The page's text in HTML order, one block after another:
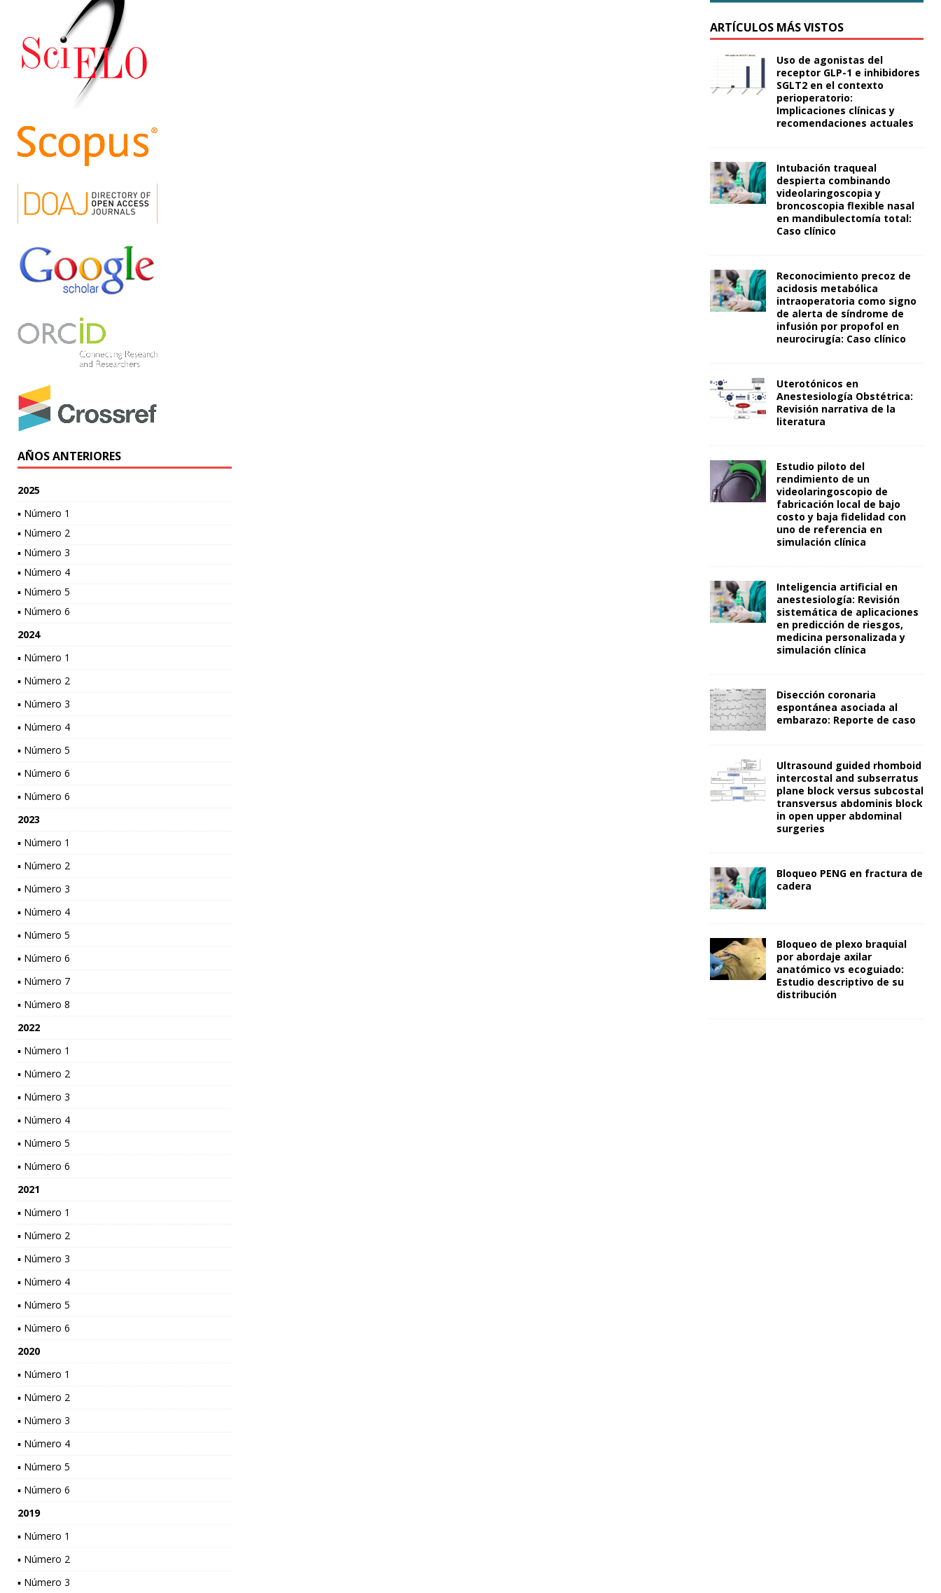
AÑOS ANTERIORES
2025
▪ Número 1
▪ Número 2
▪ Número 3
▪ Número 4
▪ Número 5
▪ Número 6
2024
▪ Número 1
▪ Número 2
▪ Número 3
▪ Número 4
▪ Número 5
▪ Número 6
▪ Número 6
2023
▪ Número 1
▪ Número 2
▪ Número 3
▪ Número 4
▪ Número 5
▪ Número 6
▪ Número 7
▪ Número 8
2022
▪ Número 1
▪ Número 2
▪ Número 3
▪ Número 4
▪ Número 5
▪ Número 6
2021
▪ Número 1
▪ Número 2
▪ Número 3
▪ Número 4
▪ Número 5
▪ Número 6
2020
▪ Número 1
▪ Número 2
▪ Número 3
▪ Número 4
▪ Número 5
▪ Número 6
2019
▪ Número 1
▪ Número 2
▪ Número 3
ARTÍCULOS MÁS VISTOS
Uso de agonistas del
receptor GLP-1 e inhibidores
SGLT2 en el contexto
perioperatorio:
Implicaciones clínicas y
recomendaciones actuales
Intubación traqueal
despierta combinando
videolaringoscopia y
broncoscopia flexible nasal
en mandibulectomía total:
Caso clínico
Reconocimiento precoz de
acidosis metabólica
intraoperatoria como signo
de alerta de síndrome de
infusión por propofol en
neurocirugía: Caso clínico
Uterotónicos en
Anestesiología Obstétrica:
Revisión narrativa de la
literatura
Estudio piloto del
rendimiento de un
videolaringoscopio de
fabricación local de bajo
costo y baja fidelidad con
uno de referencia en
simulación clínica
Inteligencia artificial en
anestesiología: Revisión
sistemática de aplicaciones
en predicción de riesgos,
medicina personalizada y
simulación clínica
Disección coronaria
espontánea asociada al
embarazo: Reporte de caso
Ultrasound guided rhomboid
intercostal and subserratus
plane block versus subcostal
transversus abdominis block
in open upper abdominal
surgeries
Bloqueo PENG en fractura de
cadera
Bloqueo de plexo braquial
por abordaje axilar
anatómico vs ecoguiado:
Estudio descriptivo de su
distribución